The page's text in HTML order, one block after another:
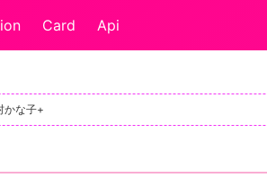
Card Api
かな子+